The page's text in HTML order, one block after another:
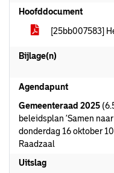
Hoofddocument
[25bb007583]
Bijlage(n)
Agendapunt
Gemeenteraad 2025
beleidsplan ‘Samen
donderdag 16 oktober
Raadzaal
Uitslag